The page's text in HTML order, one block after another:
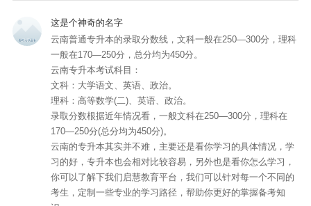
这是个神奇的名字
云南普通专升本的录取分数线，文科一般在250—300分，理科
一般在170—250分，总分均为450分。
云南专升本考试科目：
文科：大学语文、英语、政治。
理科：高等数学(二)、英语、政治。
录取分数根据近年情况看，一般文科在250—300分，理科在
170—250分(总分均为450分)。
云南的专升本其实并不难，主要还是看你学习的具体情况，学
习的好，专升本也会相对比较容易，另外也是看你怎么学习，
你可以了解下我们启慧教育平台，我们可以针对每一个不同的
考生，定制一些专业的学习路径，帮助你更好的掌握备考知